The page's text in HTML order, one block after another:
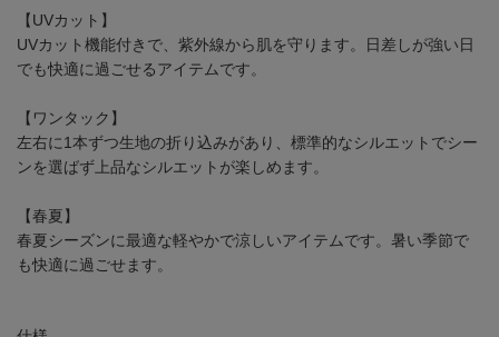
【UVカット】
UVカット機能付きで、紫外線から肌を守ります。日差しが強い日
でも快適に過ごせるアイテムです。
【ワンタック】
左右に1本ずつ生地の折り込みがあり、標準的なシルエットでシー
ンを選ばず上品なシルエットが楽しめます。
【春夏】
春夏シーズンに最適な軽やかで涼しいアイテムです。暑い季節で
も快適に過ごせます。